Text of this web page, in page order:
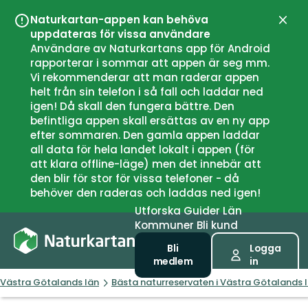
Naturkartan-appen kan behöva
uppdateras för vissa användare
Användare av Naturkartans app för Android
rapporterar i sommar att appen är seg mm.
Vi rekommenderar att man raderar appen
helt från sin telefon i så fall och laddar ned
igen! Då skall den fungera bättre. Den
befintliga appen skall ersättas av en ny app
efter sommaren. Den gamla appen laddar
all data för hela landet lokalt i appen (för
att klara offline-läge) men det innebär att
den blir för stor för vissa telefoner - då
behöver den raderas och laddas ned igen!
UtforskaGuiderLän
Kommuner Bli kund
Bli
medlem
Logga
in
Västra Götalands län Bästa naturreservaten i Västra Götalands